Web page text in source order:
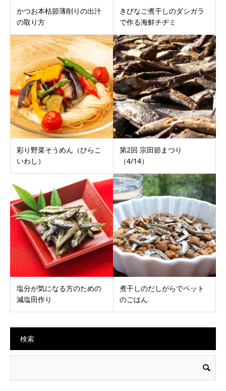
かつお本枯節薄削りの出汁
の取り方
きびなご煮干しのダシガラ
で作る海鮮チヂミ
彩り野菜そうめん（ひらこ
いわし）
第2回 宗田節まつり
（4/14）
塩分が気になる方のための
減塩田作り
煮干しのだしがらでペット
のごはん
検索